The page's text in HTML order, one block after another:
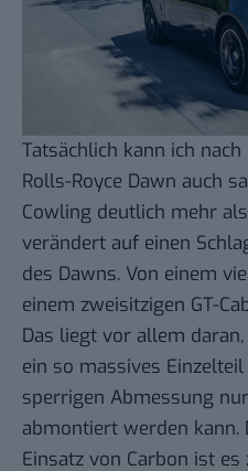
Tatsächlich kann ich
Rolls-Royce Dawn auch
Cowling deutlich mehr
verändert auf einen
des Dawns. Von einem
einem zweisitzigen GT-
Das liegt vor allem
ein so massives
sperrigen Abmessung
abmontiert werden kann.
Einsatz von Carbon ist